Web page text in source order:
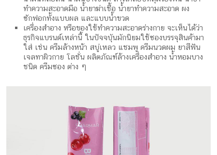
ทำความสะอาดมือ น้ำยาฆ่าเชื้อ น้ำยาทำความสะอาด ผง
ซักฟอกทั้งแบบผล และแบบน้ำขวด
เครื่องสำอาง หรือของใช้ทำความสะอาดร่างกาย จะเห็นได้ว่า
ธุรกิจแบรนด์เหล่านี้ ในปัจจบุันมักนิยมใช้ซองบรรจุสินค้ามา
ใส่ เช่น ครีมล้างหน้า สบู่เหลว แชมพู ครีมนวดผม ยาสีฟัน
เจลทาผิวกาย โลชั่น ผลิตภัณฑ์ล้างเครื่องสำอาง น้ำหอมบาง
ชนิด ครีมซอง ต่าง ๆ